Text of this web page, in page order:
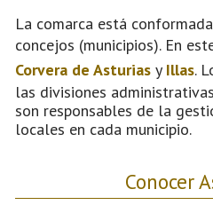
La comarca está
concejos (municipios). En
Corvera de Asturias y Illas.
las divisiones
son responsables de la
locales en cada municipio.
Conocer